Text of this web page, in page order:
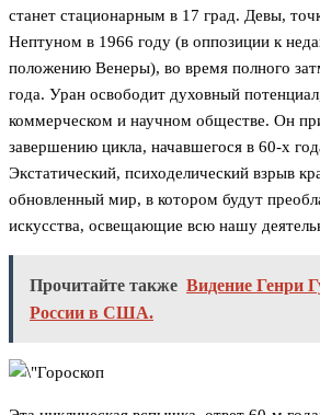
станет стационарным в 17 град. Девы,
Нептуном в 1966 году (в оппозиции к
положению Венеры), во время полного
года. Уран освободит духовный
коммерческом и научном обществе. Он
завершению цикла, начавшегося в 60-х
Экстатический, психоделический взрыв
обновленный мир, в котором будут
искусства, освещающие всю нашу
Прочитайте также Видение Генри
России в США.